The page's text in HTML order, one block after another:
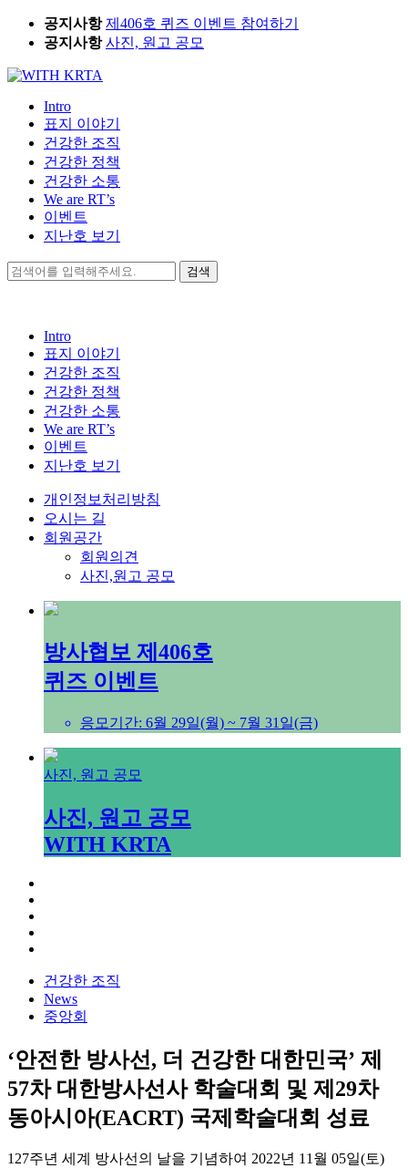
Skip
content
공지사항 제406호 퀴즈 이벤트 참여하기
공지사항 사진, 원고 공모
Intro
표지 이야기
건강한 조직
건강한 정책
건강한 소통
We are RT’s
이벤트
지난호 보기
검
Intro
표지 이야기
건강한 조직
건강한 정책
건강한 소통
We are RT’s
이벤트
지난호 보기
개인정보처리방침
오시는 길
회원공간
회원의견
사진,원고 공모
방사협보 제406호
퀴즈 이벤트
응모기간: 6월 29일(월) ~ 7월 31일(금)
사진, 원고 공모
사진, 원고 공모
WITH KRTA
건강한 조직
News
중앙회
‘안전한 방사선, 더 건강한 대한민국’ 제
57차 대한방사선사 학술대회 및 제29차
동아시아(EACRT) 국제학술대회 성료
127주년 세계 방사선의 날을 기념하여 2022년 11월 05일(토)